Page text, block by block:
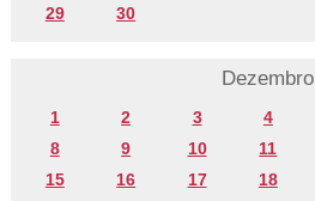
29
30
Dezembro
1 2 3 4
8
9 10 11
15
16 17 18